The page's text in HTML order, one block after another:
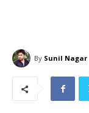
By Sunil Nagar